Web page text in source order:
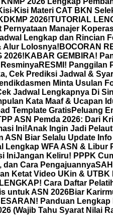
Kisi Materi CAT BKN
2026!TUTORIAL
Manajer
Lengkap dan Rincian
Alur Lolosnya! BOCORAN
2026! KABAR GEMBIRA!
RESMI! Panggilan
Cek Prediksi Jadwal &
Minta Usulan
Jadwal Lengkapnya Di
Kata Maaf & Ucapan
Template GratisPeluang
ASN Pemda 2026: Dari
Ini!Anak Ingin Jadi
ASN Biar Selalu Update
Lengkap WFA ASN & Libur
IniJangan Keliru! PPPK
dan Cara Pengajuannya
Ketat Video UKin &
LENGKAP! Cara Daftar
untuk ASN 2026Biar
Panduan
(Wajib Tahu Syarat Nilai